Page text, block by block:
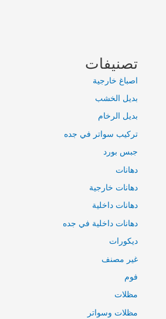
تصنيفات
اصباغ خارجية
بديل الخشب
بديل الرخام
تركيب سواتر في جده
جبس بورد
دهانات
دهانات خارجية
دهانات داخلية
دهانات داخلية في جده
ديكورات
غير مصنف
فوم
مظلات
مظلات وسواتر